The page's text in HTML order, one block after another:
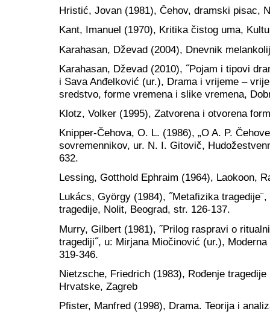
Hristić, Jovan (1981), Čehov, dramski pisac,
Kant, Imanuel (1970), Kritika čistog uma,
Karahasan, Dževad (2004), Dnevnik
Karahasan, Dževad (2010), ˝Pojam i tipovi
i Sava Anđelković (ur.), Drama i vrijeme –
sredstvo, forme vremena i slike vremena,
Klotz, Volker (1995), Zatvorena i otvorena
Knipper-Čehova, O. L. (1986), „O A. P.
sovremennikov, ur. N. I. Gitovič,
632.
Lessing, Gotthold Ephraim (1964), Laokoon,
Lukács, György (1984), ˝Metafizika
tragedije, Nolit, Beograd, str. 126-137.
Murry, Gilbert (1981), ˝Prilog raspravi o
tragediji˝, u: Mirjana Miočinović (ur.),
319-346.
Nietzsche, Friedrich (1983), Rođenje
Hrvatske, Zagreb
Pfister, Manfred (1998), Drama. Teorija i